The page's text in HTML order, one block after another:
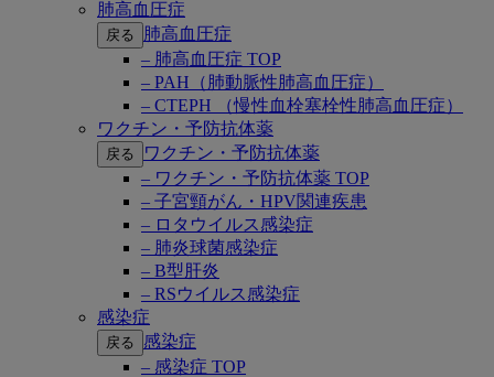
肺高血圧症
戻る
肺高血圧症
– 肺高血圧症 TOP
– PAH（肺動脈性肺高血圧症）
– CTEPH （慢性血栓塞栓性肺高血圧症）
ワクチン・予防抗体薬
戻る
ワクチン・予防抗体薬
– ワクチン・予防抗体薬 TOP
– 子宮頸がん・HPV関連疾患
– ロタウイルス感染症
– 肺炎球菌感染症
– B型肝炎
– RSウイルス感染症
感染症
戻る
感染症
– 感染症 TOP